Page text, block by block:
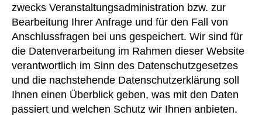
zwecks Veranstaltungsadministration bzw. zur
Bearbeitung Ihrer Anfrage und für den Fall von
Anschlussfragen bei uns gespeichert. Wir sind für
die Datenverarbeitung im Rahmen dieser Website
verantwortlich im Sinn des Datenschutzgesetzes
und die nachstehende Datenschutzerklärung soll
Ihnen einen Überblick geben, was mit den Daten
passiert und welchen Schutz wir Ihnen anbieten.